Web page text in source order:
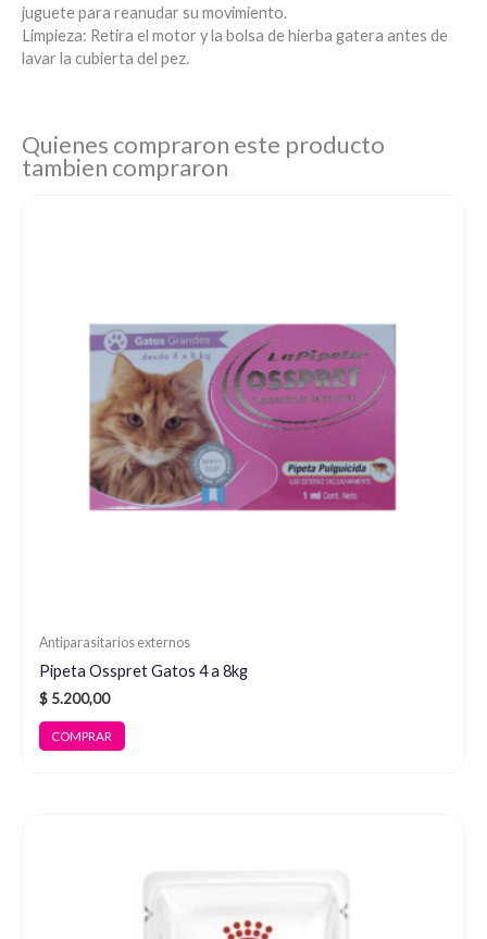
juguete para reanudar su movimiento.
Limpieza: Retira el motor y la bolsa de hierba gatera antes de
lavar la cubierta del pez.
Quienes compraron este producto
tambien compraron
Antiparasitarios externos
Pipeta Osspret Gatos 4 a 8kg
$5.200,00
COMPRAR